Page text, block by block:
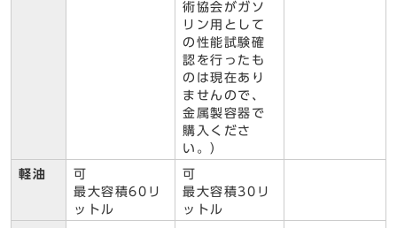
術協会がガソ
リン用として
の性能試験確
認を行ったも
のは現在あり
ませんので、
金属製容器で
購入くださ
い。）
軽油
可
最大容積60リ
ットル
可
最大容積30リ
ットル